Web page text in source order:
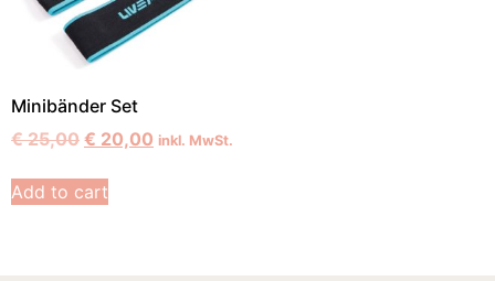
Minibänder Set
€25,00 € 20,00 inkl. MwSt.
Add to cart